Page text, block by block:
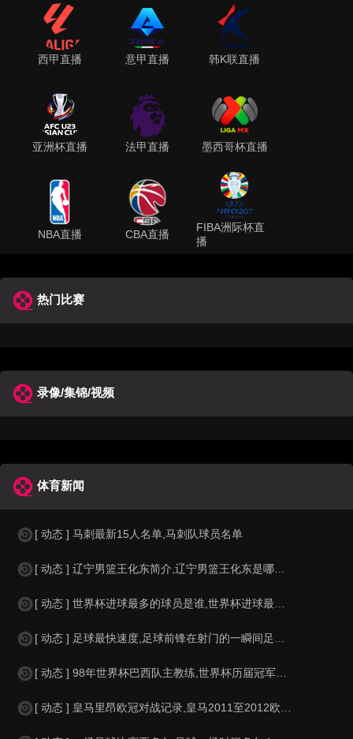
西甲直播 意甲直播 韩K联直播
亚洲杯直播 法甲直播 墨西哥杯直播
NBA直播 CBA直播
FIBA洲际杯直
播
热门比赛
录像/集锦/视频
体育新闻
[ 动态 ] 马刺最新15人名单,马刺队球员名单
[ 动态 ] 辽宁男篮王化东简介,辽宁男篮王化东是哪里人？
[ 动态 ] 世界杯进球最多的球员是谁,世界杯进球最多的球员是谁？
[ 动态 ] 足球最快速度,足球前锋在射门的一瞬间足球的速度有多快？？
[ 动态 ] 98年世界杯巴西队主教练,世界杯历届冠军球队教练
[ 动态 ] 皇马里昂欧冠对战记录,皇马2011至2012欧冠赛程&nbs